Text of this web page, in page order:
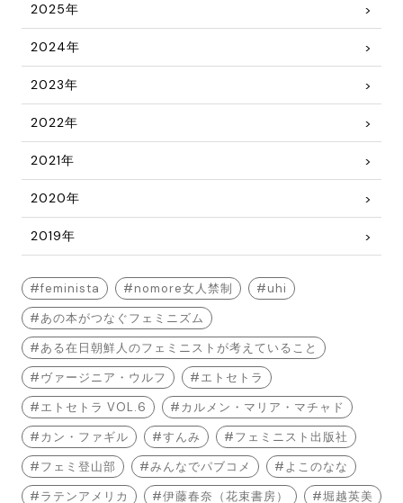
2025年
2024年
2023年
2022年
2021年
2020年
2019年
feminista nomore女人禁制
uhi
あの本がつなぐフェミニズム
ある在日朝鮮人のフェミニストが考えていること
ヴァージニア・ウルフ
エトセトラ
エトセトラ VOL.6
カルメン・マリア・マチャド
カン・ファギル
すんみ
フェミニスト出版社
フェミ登山部
みんなでパブコメ
よこのなな
ラテンアメリカ
伊藤春奈（花束書房） 堀越英美